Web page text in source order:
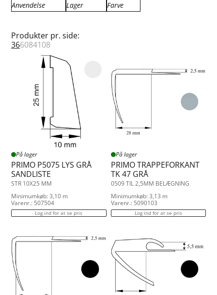
Küberit
Döllken Profiler
Primo Fodlister
Primo Kvartstaf
Primo Lister
Primo Sandlister farvet
Primo Sandlister træfarvet
Primo Skurelister
Primo Trappeforkant
0.150
5.00
48.00
50.00
Anvendelse
Fejeliste
Fodliste
Hjørneliste
Håndliste
Niveau profil
Overgang
Sandliste
Skureliste
Trappeforkant
Vådrumsopkant
Lager
På lager
Farve
Koksgrå
Lys grå
Messing
Off-white
Sort
Produkter pr. side:
366084108
På lager
PRIMO P5075 LYS GRÅ
SANDLISTE
STR 10X25 MM
Minimumkøb: 3,10 m
Varenr.: 507504
Log ind for at se pris
På lager
PRIMO TRAPPEFORKANT
TK 47 GRÅ
0509 TIL 2,5MM BELÆGNING
Minimumkøb: 3,13 m
Varenr.: 5090103
Log ind for at se pris